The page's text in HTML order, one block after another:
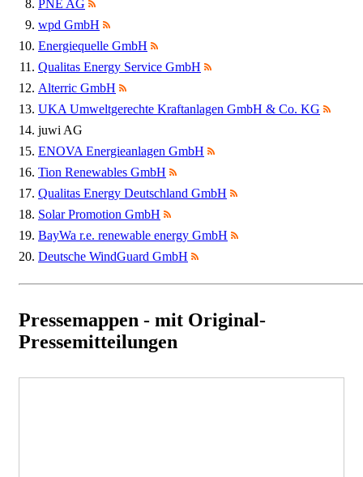
PNE AG
wpd GmbH
Energiequelle GmbH
Qualitas Energy Service GmbH
Alterric GmbH
UKA Umweltgerechte Kraftanlagen GmbH & Co. KG
juwi AG
ENOVA Energieanlagen GmbH
Tion Renewables GmbH
Qualitas Energy Deutschland GmbH
Solar Promotion GmbH
BayWa r.e. renewable energy GmbH
Deutsche WindGuard GmbH
Pressemappen - mit Original-
Pressemitteilungen